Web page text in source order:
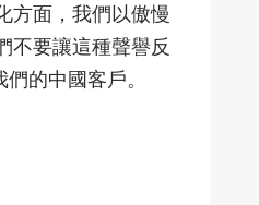
方面，我們以傲慢
不要讓這種聲譽反
的中國客戶。